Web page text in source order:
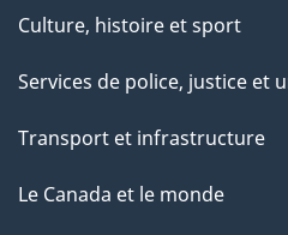
Culture, histoire et sport
Services de police, justice et
Transport et infrastructure
Le Canada et le monde